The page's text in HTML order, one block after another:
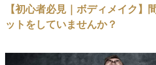
ボディメイク実績
【初心者必見｜ボディメイク】
ットをしていませんか？